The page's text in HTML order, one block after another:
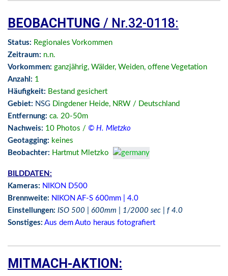
BEOBACHTUNG / Nr.32-0118:
Status: Regionales Vorkommen
Zeitraum: n.n.
Vorkommen: ganzjährig, Wälder, Weiden, offene Vegetation
Anzahl: 1
Häufigkeit: Bestand gesichert
Gebiet: NSG Dingdener Heide, NRW / Deutschland
Entfernung: ca. 20-50m
Nachweis: 10 Photos / © H. Mletzko
Geotagging: keines
Beobachter: Hartmut Mletzko
BILDDATEN:
Kameras: NIKON D500
Brennweite: NIKON AF-S 600mm | 4.0
Einstellungen: ISO 500 | 600mm | 1/2000 sec | f 4.0
Sonstiges: Aus dem Auto heraus fotografiert
MITMACH-AKTION: